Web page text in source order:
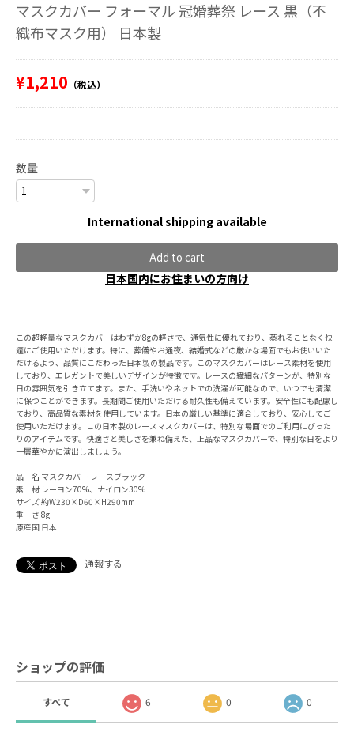
マスクカバー フォーマル 冠婚葬祭 レース 黒（不
織布マスク用） 日本製
¥1,210 （税込）
数量
International shipping available
Add to cart
日本国内にお住まいの方向け
この超軽量なマスクカバーはわずか8gの軽さで、通気性に優れており、蒸れることなく快
適にご使用いただけます。特に、葬儀やお通夜、結婚式などの厳かな場面でもお使いいた
だけるよう、品質にこだわった日本製の製品です。このマスクカバーはレース素材を使用
しており、エレガントで美しいデザインが特徴です。レースの繊細なパターンが、特別な
日の雰囲気を引き立てます。また、手洗いやネットでの洗濯が可能なので、いつでも清潔
に保つことができます。長期間ご使用いただける耐久性も備えています。安全性にも配慮し
ており、高品質な素材を使用しています。日本の厳しい基準に適合しており、安心してご
使用いただけます。この日本製のレースマスクカバーは、特別な場面でのご利用にぴった
りのアイテムです。快適さと美しさを兼ね備えた、上品なマスクカバーで、特別な日をより
一層華やかに演出しましょう。
品 名 マスクカバー レースブラック
素 材 レーヨン70%、ナイロン30%
サイズ 約W230×D60×H290mm
重 さ 8g
原産国 日本
通報する
ショップの評価
すべて 6 0 0